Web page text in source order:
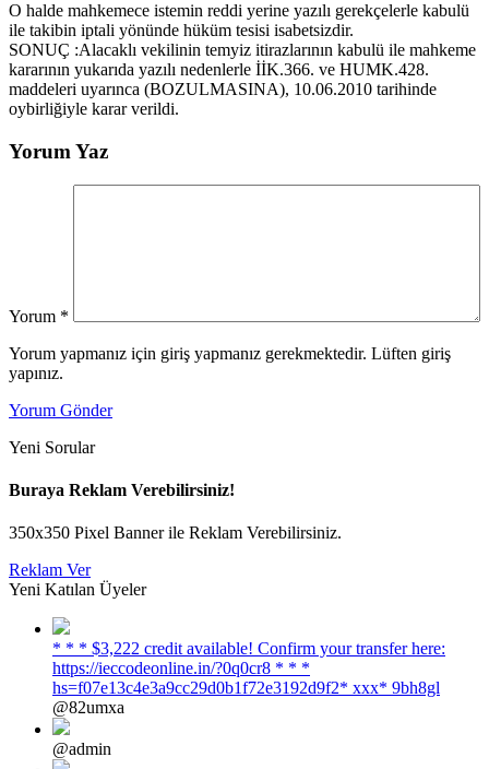
O halde mahkemece istemin reddi yerine yazılı gerekçelerle kabulü
ile takibin iptali yönünde hüküm tesisi isabetsizdir.
SONUÇ :Alacaklı vekilinin temyiz itirazlarının kabulü ile mahkeme
kararının yukarıda yazılı nedenlerle İİK.366. ve HUMK.428.
maddeleri uyarınca (BOZULMASINA), 10.06.2010 tarihinde
oybirliğiyle karar verildi.
Yorum Yaz
Yorum *
Yorum yapmanız için giriş yapmanız gerekmektedir. Lüften giriş
yapınız.
Yorum Gönder
Yeni Sorular
Buraya Reklam Verebilirsiniz!
350x350 Pixel Banner ile Reklam Verebilirsiniz.
Reklam Ver
Yeni Katılan Üyeler
* * * $3,222 credit available! Confirm your transfer here:
https://ieccodeonline.in/?0q0cr8 * * *
hs=f07e13c4e3a9cc29d0b1f72e3192d9f2* ххх* 9bh8gl
@82umxa
@admin